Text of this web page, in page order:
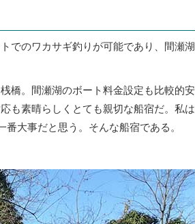
でのワカサギ釣りが可能であり、間瀬湖
橋。間瀬湖のボート料金設定も比較的安
も素晴らしくとても親切な船宿だ。私は
大事だと思う。そんな船宿である。